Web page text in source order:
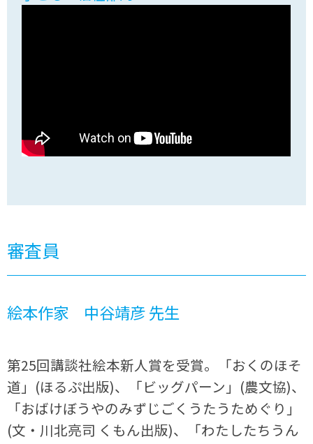
審査員
絵本作家 中谷靖彦 先生
第25回講談社絵本新人賞を受賞。「おくのほそ
道」(ほるぷ出版)、「ビッグパーン」(農文協)、
「おばけぼうやのみずじごくうたうためぐり」
(文・川北亮司 くもん出版)、「わたしたちうん